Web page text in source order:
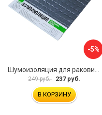
-5%
Шумоизоляция для раковины 25см х 20см ООО «Торговый Дом «ТСМ» Герметекс 611011
249 руб. 237 руб.
В КОРЗИНУ